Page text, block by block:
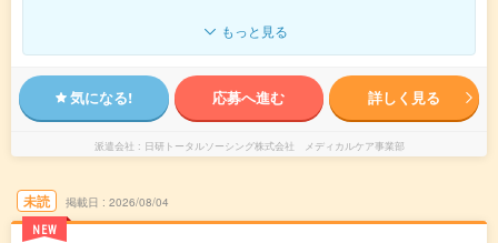
もっと見る
気になる! 応募へ進む 詳しく見る
派遣会社 日研トータルソーシング株式会社 メディカルケア事業部
未読
NEW
掲載日 2026/08/04